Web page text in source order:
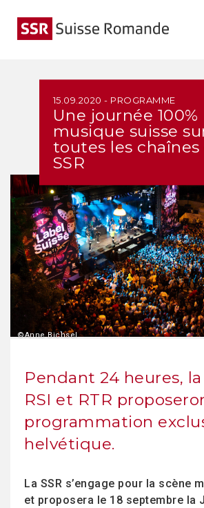
15.09.2020 - PROGRAMME
Une journée 100%
musique suisse
toutes les chaînes
SSR
©Anne Bichsel
Pendant 24 heures, la
RSI et RTR
programmation
helvétique.
La SSR s’engage pour la scène
et proposera le 18 septembre la